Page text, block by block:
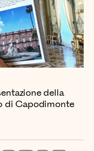
della
di Capodimonte